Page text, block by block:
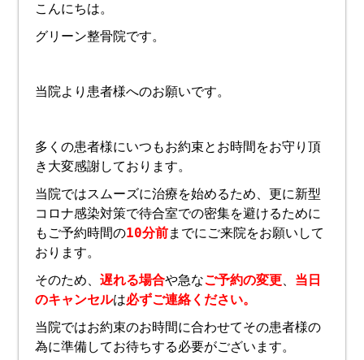
こんにちは。
グリーン整骨院です。
当院より患者様へのお願いです。
多くの患者様にいつもお約束とお時間をお守り頂
き大変感謝しております。
当院ではスムーズに治療を始めるため、更に新型
コロナ感染対策で待合室での密集を避けるために
もご予約時間の10分前までにご来院をお願いして
おります。
そのため、遅れる場合や急なご予約の変更、 当日
のキャンセルは必ずご連絡ください。
当院ではお約束のお時間に合わせてその患者様の
為に準備してお待ちする必要がございます。